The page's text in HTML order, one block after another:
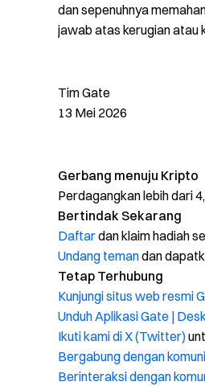
dan sepenuhnya
jawab atas kerugian atau
Tim Gate
13 Mei 2026
Gerbang menuju Kripto
Perdagangkan lebih dari
Bertindak Sekarang
Daftardan klaim hadiah
Undang temandan
Tetap Terhubung
Kunjungi situs web resmi
Unduh Aplikasi Gate |
Ikuti kami di X (Twitter)
Bergabung dengan
Berinteraksi dengan